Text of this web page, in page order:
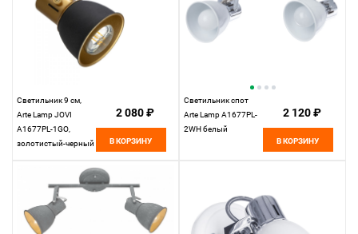
Светильник 9 см,
Arte Lamp JOVI
A1677PL-1GO,
золотистый-черный
2 080 ₽
В КОРЗИНУ
Светильник спот
Arte Lamp A1677PL-
2WH белый
2 120 ₽
В КОРЗИНУ